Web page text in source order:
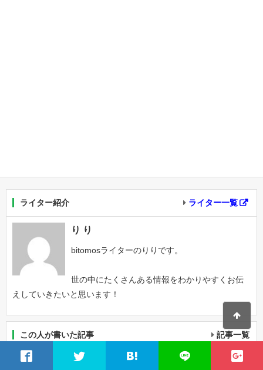
ライター紹介 ライター一覧
り り
bitomosライターのりりです。
世の中にたくさんある情報をわかりやすくお伝
えしていきたいと思います！
この人が書いた記事 記事一覧
2024インフルエンザ大流行！後悔しない為